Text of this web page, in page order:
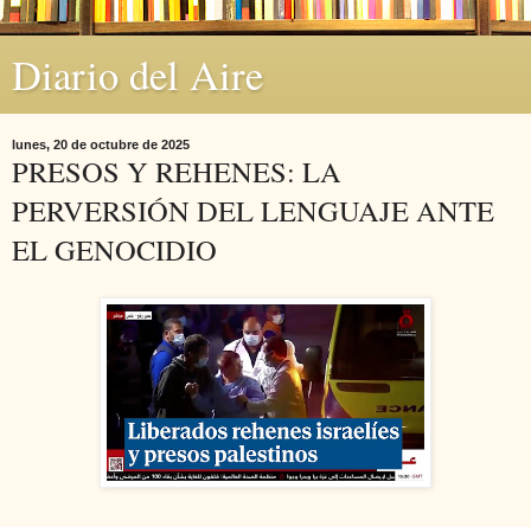
Diario del Aire
lunes, 20 de octubre de 2025
PRESOS Y REHENES: LA
PERVERSIÓN DEL LENGUAJE ANTE
EL GENOCIDIO